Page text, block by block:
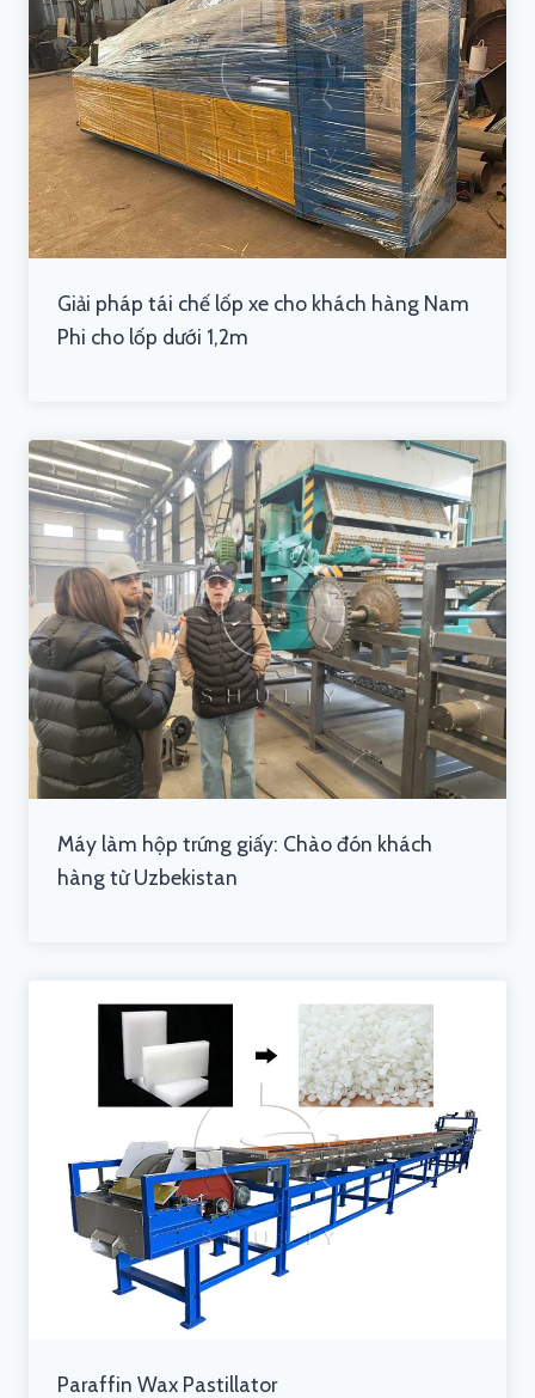
Giải pháp tái chế lốp xe cho khách hàng Nam
Phi cho lốp dưới 1,2m
Máy làm hộp trứng giấy: Chào đón khách
hàng từ Uzbekistan
Paraffin Wax Pastillator